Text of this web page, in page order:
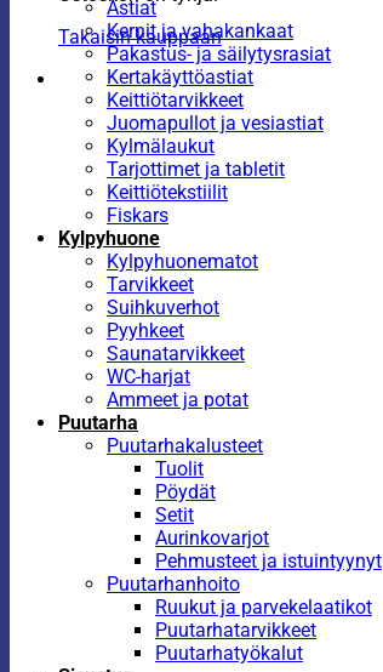
Takaisin kauppaan
Astiat
Kernit ja vahakankaat
Pakastus- ja säilytysrasiat
Kertakäyttöastiat
Keittiötarvikkeet
Juomapullot ja vesiastiat
Kylmälaukut
Tarjottimet ja tabletit
Keittiötekstiilit
Fiskars
Kylpyhuone
Kylpyhuonematot
Tarvikkeet
Suihkuverhot
Pyyhkeet
Saunatarvikkeet
WC-harjat
Ammeet ja potat
Puutarha
Puutarhakalusteet
Tuolit
Pöydät
Setit
Aurinkovarjot
Pehmusteet ja istuintyynyt
Puutarhanhoito
Ruukut ja parvekelaatikot
Puutarhatarvikkeet
Puutarhatyökalut